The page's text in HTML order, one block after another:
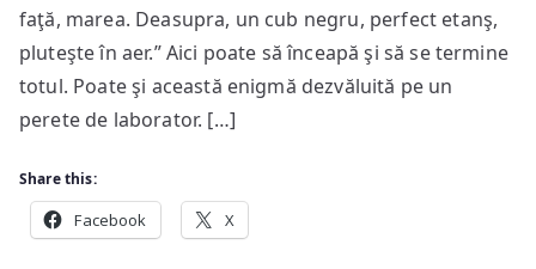
faţă, marea. Deasupra, un cub negru, perfect etanş,
pluteşte în aer.” Aici poate să înceapă şi să se termine
totul. Poate şi această enigmă dezvăluită pe un
perete de laborator. […]
Share this:
Facebook X